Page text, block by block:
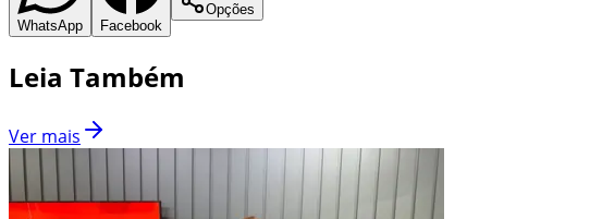
WhatsApp Facebook
Opções
Leia Também
Ver mais